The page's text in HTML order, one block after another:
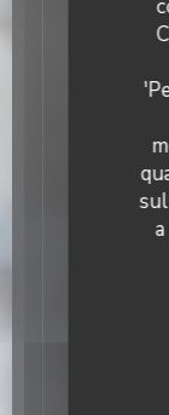
Glace